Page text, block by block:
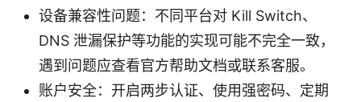
设备兼容性问题：不同平台对 Kill Switch、
DNS 泄漏保护等功能的实现可能不完全一致，
遇到问题应查看官方帮助文档或联系客服。
账户安全：开启两步认证、使用强密码、定期